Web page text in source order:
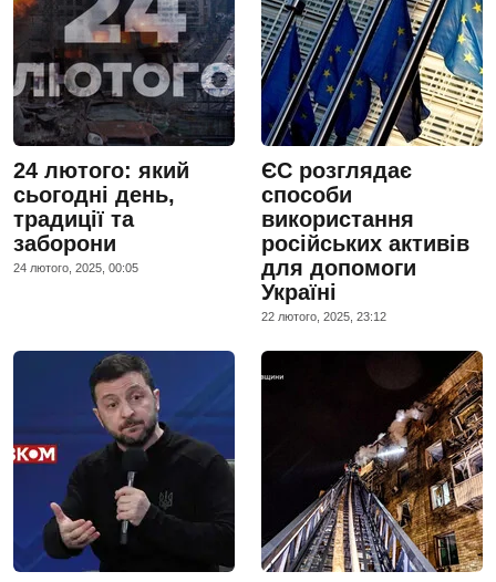
24 лютого: який
сьогодні день,
традиції та
заборони
24 лютого, 2025, 00:05
ЄС розглядає
способи
використання
російських активів
для допомоги
Україні
22 лютого, 2025, 23:12